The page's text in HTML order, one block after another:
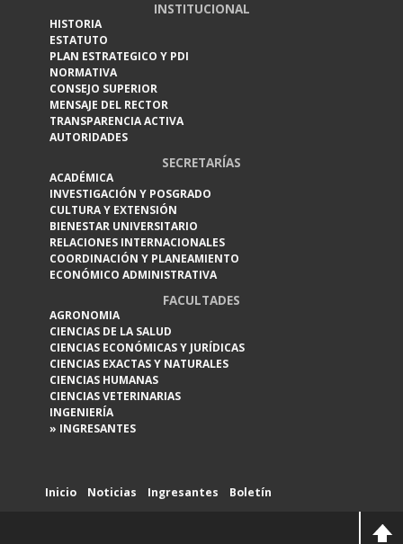
INSTITUCIONAL
HISTORIA
ESTATUTO
PLAN ESTRATEGICO Y PDI
NORMATIVA
CONSEJO SUPERIOR
MENSAJE DEL RECTOR
TRANSPARENCIA ACTIVA
AUTORIDADES
SECRETARÍAS
ACADÉMICA
INVESTIGACIÓN Y POSGRADO
CULTURA Y EXTENSIÓN
BIENESTAR UNIVERSITARIO
RELACIONES INTERNACIONALES
COORDINACIÓN Y PLANEAMIENTO
ECONÓMICO ADMINISTRATIVA
FACULTADES
AGRONOMIA
CIENCIAS DE LA SALUD
CIENCIAS ECONÓMICAS Y JURÍDICAS
CIENCIAS EXACTAS Y NATURALES
CIENCIAS HUMANAS
CIENCIAS VETERINARIAS
INGENIERÍA
» INGRESANTES
Inicio Noticias Ingresantes Boletín